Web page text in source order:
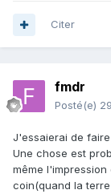
Citer
fmdr
Posté(e)
J'essaierai de
Une chose est
même
coin(quand la